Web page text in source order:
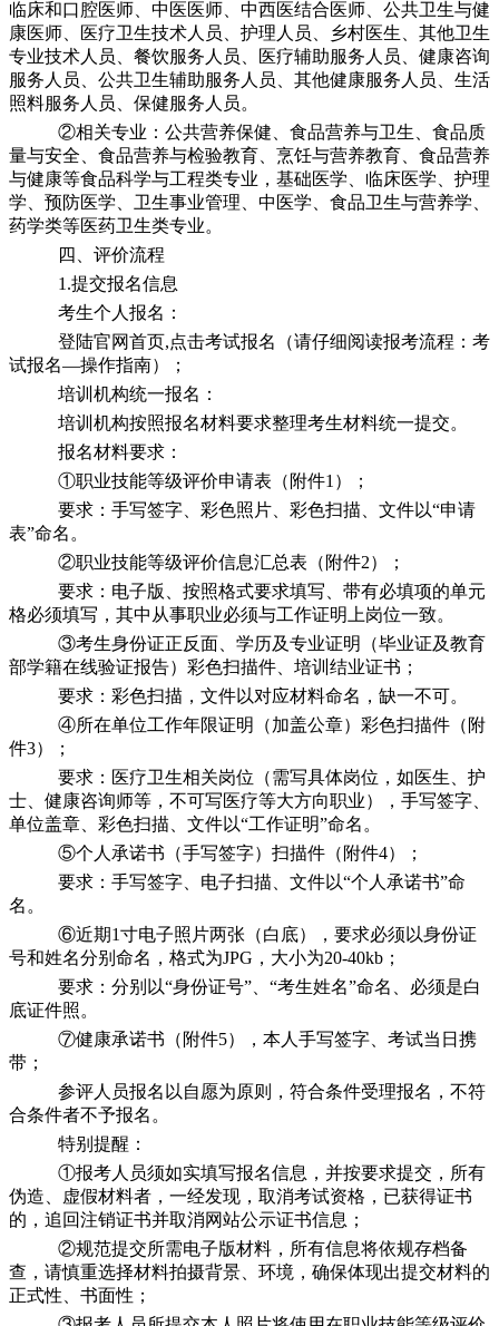
临床和口腔医师、中医医师、中西医结合医师、公共卫生与健
康医师、医疗卫生技术人员、护理人员、乡村医生、其他卫生
专业技术人员、餐饮服务人员、医疗辅助服务人员、健康咨询
服务人员、公共卫生辅助服务人员、其他健康服务人员、生活
照料服务人员、保健服务人员。
②相关专业：公共营养保健、食品营养与卫生、食品质
量与安全、食品营养与检验教育、烹饪与营养教育、食品营养
与健康等食品科学与工程类专业，基础医学、临床医学、护理
学、预防医学、卫生事业管理、中医学、食品卫生与营养学、
药学类等医药卫生类专业。
四、评价流程
1.提交报名信息
考生个人报名：
登陆官网首页,点击考试报名（请仔细阅读报考流程：考
试报名—操作指南）；
培训机构统一报名：
培训机构按照报名材料要求整理考生材料统一提交。
报名材料要求：
①职业技能等级评价申请表（附件1）；
要求：手写签字、彩色照片、彩色扫描、文件以“申请
表”命名。
②职业技能等级评价信息汇总表（附件2）；
要求：电子版、按照格式要求填写、带有必填项的单元
格必须填写，其中从事职业必须与工作证明上岗位一致。
③考生身份证正反面、学历及专业证明（毕业证及教育
部学籍在线验证报告）彩色扫描件、培训结业证书；
要求：彩色扫描，文件以对应材料命名，缺一不可。
④所在单位工作年限证明（加盖公章）彩色扫描件（附
件3）；
要求：医疗卫生相关岗位（需写具体岗位，如医生、护
士、健康咨询师等，不可写医疗等大方向职业），手写签字、
单位盖章、彩色扫描、文件以“工作证明”命名。
⑤个人承诺书（手写签字）扫描件（附件4）；
要求：手写签字、电子扫描、文件以“个人承诺书”命
名。
⑥近期1寸电子照片两张（白底），要求必须以身份证
号和姓名分别命名，格式为JPG，大小为20-40kb；
要求：分别以“身份证号”、“考生姓名”命名、必须是白
底证件照。
⑦健康承诺书（附件5），本人手写签字、考试当日携
带；
参评人员报名以自愿为原则，符合条件受理报名，不符
合条件者不予报名。
特别提醒：
①报考人员须如实填写报名信息，并按要求提交，所有
伪造、虚假材料者，一经发现，取消考试资格，已获得证书
的，追回注销证书并取消网站公示证书信息；
②规范提交所需电子版材料，所有信息将依规存档备
查，请慎重选择材料拍摄背景、环境，确保体现出提交材料的
正式性、书面性；